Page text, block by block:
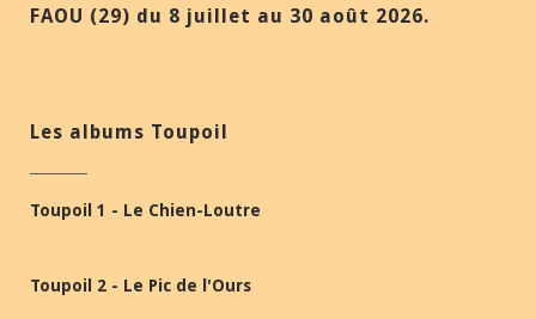
FAOU (29) du 8 juillet au 30 août 2026.
Les albums Toupoil
Toupoil 1 - Le Chien-Loutre
Toupoil 2 - Le Pic de l'Ours